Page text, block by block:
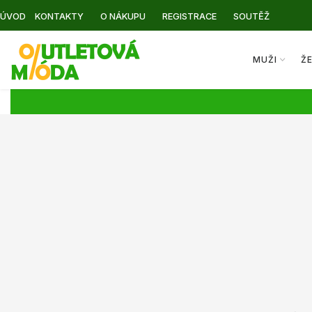
ÚVOD KONTAKTY O NÁKUPU REGISTRACE SOUTĚŽ
MUŽI